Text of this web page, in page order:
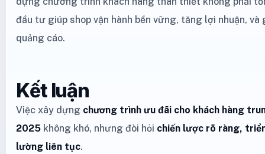
đầu tư giúp shop vận hành bền vững, tăng lợi nhuận, và
quảng cáo.
Kết luận
Việc xây dựng chương trình ưu đãi cho khách hàng
2025 không khó, nhưng đòi hỏi chiến lược rõ ràng,
lường liên tục.